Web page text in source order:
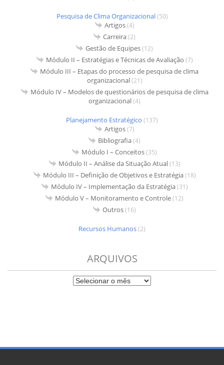
Pesquisa de Clima Organizacional(50)
Artigos(4)
Carreira(2)
Gestão de Equipes(12)
Módulo II – Estratégias e Técnicas de Avaliação (7)
Módulo III – Etapas do processo de pesquisa de clima
organizacional(21)
Módulo IV – Modelos de questionários de pesquisa de clima
organizacional(4)
Planejamento Estratégico (137)
Artigos(7)
Bibliografia(4)
Módulo I – Conceitos(35)
Módulo II – Análise da Situação Atual(13)
Módulo III – Definição de Objetivos e Estratégia(18)
Módulo IV – Implementação da Estratégia(31)
Módulo V – Monitoramento e Controle(12)
Outros(16)
Recursos Humanos(2)
ARQUIVOS